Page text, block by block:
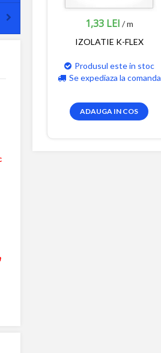
1,33 LEI / m
IZOLATIE K-FLEX
Produsul este in stoc
Se expediaza la comanda
ADAUGA IN COS